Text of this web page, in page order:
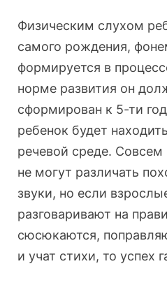
Физическим слухом
самого рождения,
формируется в
норме развития он
сформирован к 5-ти
ребенок будет
речевой среде.
не могут различать
звуки, но если
разговаривают на
сюсюкаются,
и учат стихи, то успех